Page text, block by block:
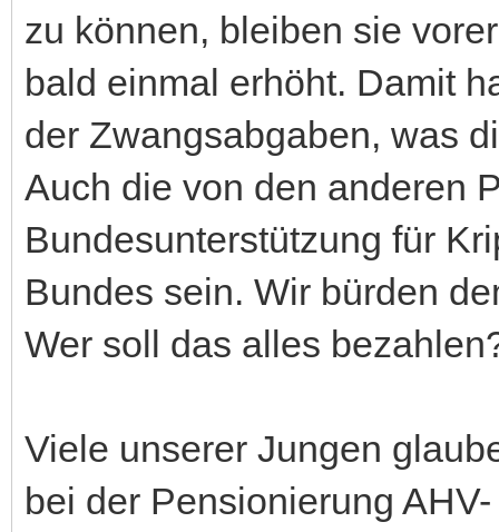
zu können, bleiben sie
bald einmal erhöht. Damit
der Zwangsabgaben, was
Auch die von den anderen
Bundesunterstützung für
Bundes sein. Wir bürden
Wer soll das alles
Viele unserer Jungen
bei der Pensionierung